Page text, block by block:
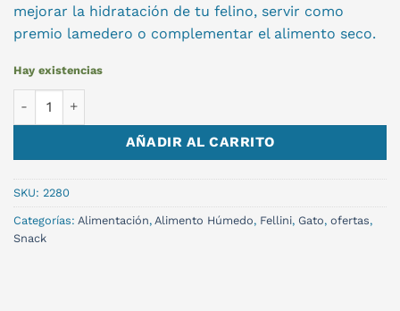
mejorar la hidratación de tu felino, servir como
premio lamedero o complementar el alimento seco.
Hay existencias
AÑADIR AL CARRITO
SKU: 2280
Categorías: Alimentación, Alimento Húmedo, Fellini, Gato, ofertas,
Snack